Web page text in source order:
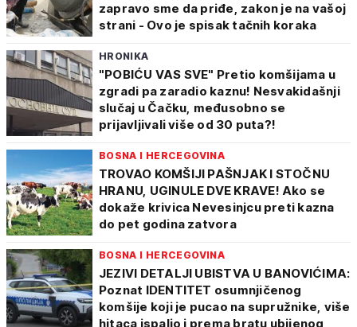
zapravo sme da priđe, zakon je na vašoj
strani - Ovo je spisak tačnih koraka
HRONIKA
"POBIĆU VAS SVE" Pretio komšijama u
zgradi pa zaradio kaznu! Nesvakidašnji
slučaj u Čačku, međusobno se
prijavljivali više od 30 puta?!
BOSNA I HERCEGOVINA
TROVAO KOMŠIJI PAŠNJAK I STOČNU
HRANU, UGINULE DVE KRAVE! Ako se
dokaže krivica Nevesinjcu preti kazna
do pet godina zatvora
BOSNA I HERCEGOVINA
JEZIVI DETALJI UBISTVA U BANOVIĆIMA:
Poznat IDENTITET osumnjičenog
komšije koji je pucao na supružnike, više
hitaca ispalio i prema bratu ubijenog